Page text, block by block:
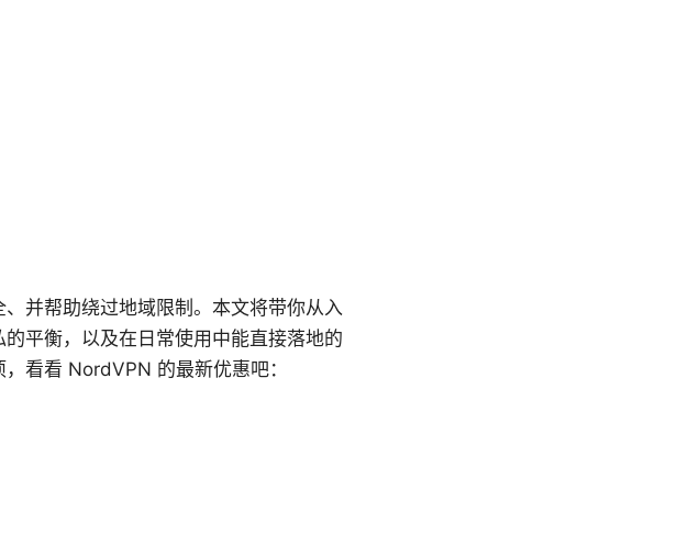
并帮助绕过地域限制。本文将带你从入
平衡，以及在日常使用中能直接落地的
看看 NordVPN 的最新优惠吧：